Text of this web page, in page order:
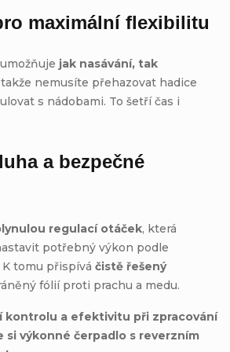
maximální flexibilitu
jak nasávání, tak
takže nemusíte přehazovat hadice
s nádobami. To šetří čas i
a bezpečné
regulací otáček, která
potřebný výkon podle
tomu přispívá čistě řešený
fólií proti prachu a medu.
kontrolu a efektivitu při zpracování
si výkonné čerpadlo s reverzním